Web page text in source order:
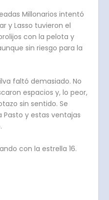
Millonarios intentó
y Lasso tuvieron el
con la pelota y
sin riesgo para la
faltó demasiado. No
espacios y, lo peor,
sin sentido. Se
y estas ventajas
con la estrella 16.